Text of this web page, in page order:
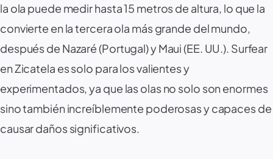
la ola puede medir hasta 15 metros de altura, lo que la
convierte en la tercera ola más grande del mundo,
después de Nazaré (Portugal) y Maui (EE. UU.). Surfear
en Zicatela es solo para los valientes y
experimentados, ya que las olas no solo son enormes
sino también increíblemente poderosas y capaces de
causar daños significativos.